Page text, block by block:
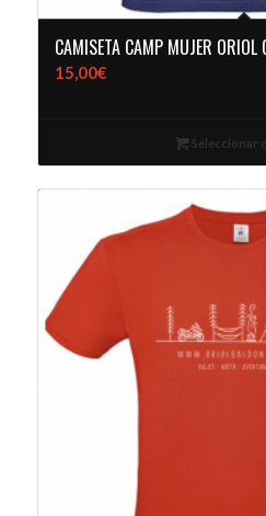
CAMISETA CAMP MUJER ORIOL
15,00€
Seleccionar